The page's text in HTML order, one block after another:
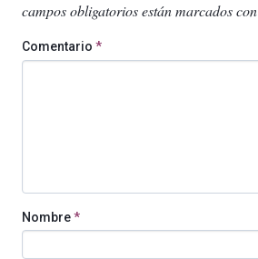
campos obligatorios están marcados con
Comentario *
Nombre*